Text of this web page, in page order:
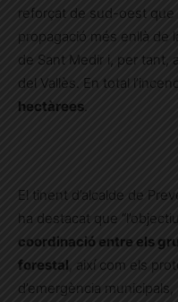
reforçat de sud-oest que
propagació més enllà de
de Sant Medir i, per tant,
del Vallès. En total
hectàrees.
El tinent d’alcalde de
ha destacat que
coordinació entre els
forestal , així com els
d’emergència